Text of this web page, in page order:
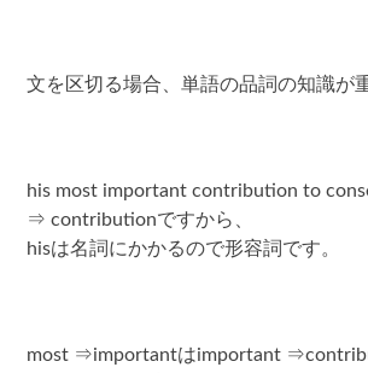
文を区切る場合、単語の品詞の知識が
his most important contribution to
⇒ contributionですから、
hisは名詞にかかるので形容詞です。
most ⇒importantはimportant